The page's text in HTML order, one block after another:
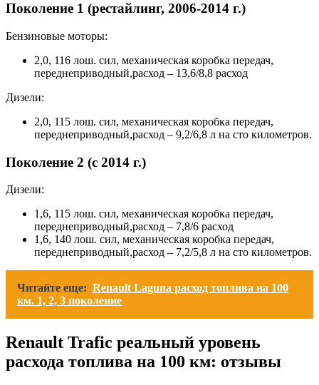
Поколение 1 (рестайлинг, 2006-2014 г.)
Бензиновые моторы:
2,0, 116 лош. сил, механическая коробка передач,
переднеприводный,расход – 13,6/8,8 расход
Дизели:
2,0, 115 лош. сил, механическая коробка передач,
переднеприводный,расход – 9,2/6,8 л на сто километров.
Поколение 2 (с 2014 г.)
Дизели:
1,6, 115 лош. сил, механическая коробка передач,
переднеприводный,расход – 7,8/6 расход
1,6, 140 лош. сил, механическая коробка передач,
переднеприводный,расход – 7,2/5,8 л на сто километров.
Читайте еще: Renault Laguna расход топлива на 100
км. 1, 2, 3 поколение
Renault Trafic реальный уровень
расхода топлива на 100 км: отзывы